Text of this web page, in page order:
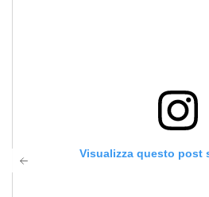
Visualizza questo post